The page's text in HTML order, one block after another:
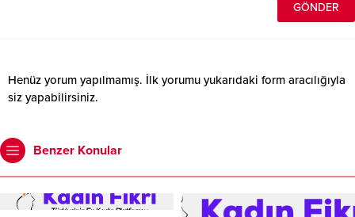
Henüz yorum yapılmamış. İlk yorumu yukarıdaki form aracılığıyla
siz yapabilirsiniz.
Benzer Konular